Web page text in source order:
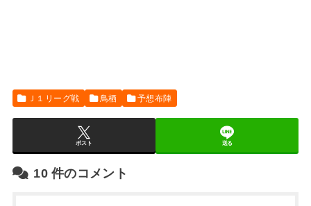
Ｊ１リーグ戦 鳥栖 予想布陣
ポスト 送る
10件のコメント